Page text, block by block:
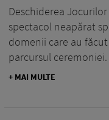
Deschiderea
spectacol neapărat
domenii care au
parcursul ceremoniei.
+ MAI MULTE